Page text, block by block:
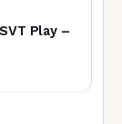
Play –